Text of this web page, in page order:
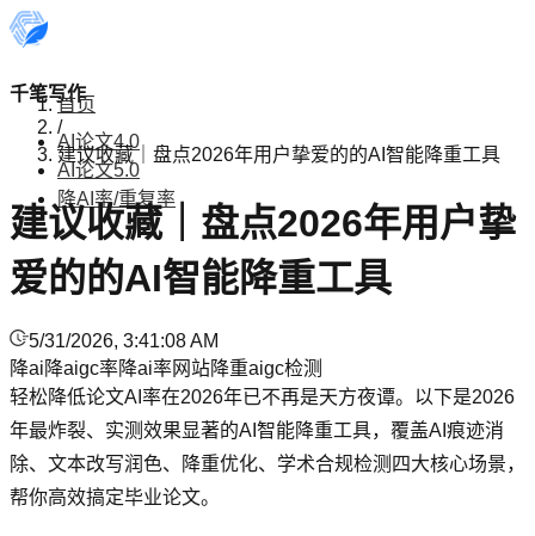
千笔写作
AI论文4.0
AI论文5.0
降AI率/重复率
首页
/
建议收藏｜盘点2026年用户挚爱的的AI智能降重工具
建议收藏｜盘点2026年用户挚
爱的的AI智能降重工具
5/31/2026, 3:41:08 AM
降ai 降aigc率降ai率网站降重aigc检测
轻松降低论文AI率在2026年已不再是天方夜谭。以下是2026
年最炸裂、实测效果显著的AI智能降重工具，覆盖AI痕迹消
除、文本改写润色、降重优化、学术合规检测四大核心场景，
帮你高效搞定毕业论文。